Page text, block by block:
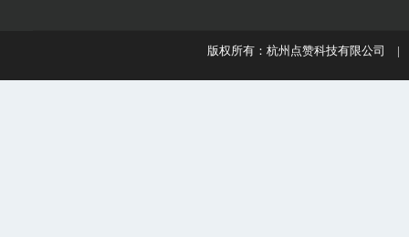
版权所有：杭州点赞科技有限公司